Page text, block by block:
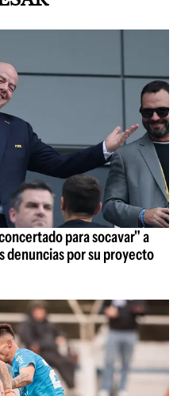
para socavar" a
denuncias por su proyecto